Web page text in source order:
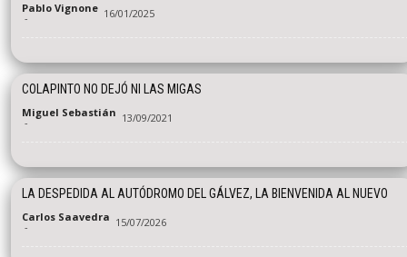
Pablo Vignone
- 16/01/2025
COLAPINTO NO DEJÓ NI LAS MIGAS
Miguel Sebastián
- 13/09/2021
LA DESPEDIDA AL AUTÓDROMO DEL GÁLVEZ, LA BIENVENIDA AL NUEVO
Carlos Saavedra
- 15/07/2026